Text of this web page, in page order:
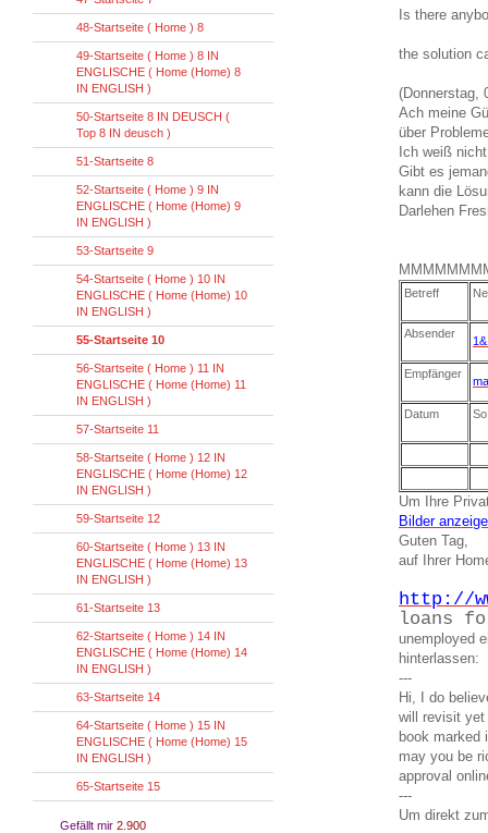
Is there
the solution
(Donnerstag,
Ach meine
über
Ich weiß
Gibt es
kann die
Darlehen
Betreff
Absender
Empfänger
Datum
Um Ihre
Bilder
Guten Tag,
auf Ihrer
http://
loans
unemployed
hinterlassen:
---
Hi, I do
will revisit
book marked
may you be
approval
---
Um direkt
48-Startseite ( Home ) 8
49-Startseite ( Home ) 8 IN
ENGLISCHE ( Home (Home) 8
IN ENGLISH )
50-Startseite 8 IN DEUSCH (
Top 8 IN deusch )
51-Startseite 8
52-Startseite ( Home ) 9 IN
ENGLISCHE ( Home (Home) 9
IN ENGLISH )
53-Startseite 9
54-Startseite ( Home ) 10 IN
ENGLISCHE ( Home (Home) 10
IN ENGLISH )
55-Startseite 10
56-Startseite ( Home ) 11 IN
ENGLISCHE ( Home (Home) 11
IN ENGLISH )
57-Startseite 11
58-Startseite ( Home ) 12 IN
ENGLISCHE ( Home (Home) 12
IN ENGLISH )
59-Startseite 12
60-Startseite ( Home ) 13 IN
ENGLISCHE ( Home (Home) 13
IN ENGLISH )
61-Startseite 13
62-Startseite ( Home ) 14 IN
ENGLISCHE ( Home (Home) 14
IN ENGLISH )
63-Startseite 14
64-Startseite ( Home ) 15 IN
ENGLISCHE ( Home (Home) 15
IN ENGLISH )
65-Startseite 15
Gefällt mir 2.900